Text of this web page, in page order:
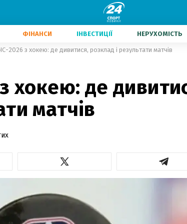
ФІНАНСИ ІНВЕСТИЦІЇ НЕРУХОМІСТЬ
2026 з хокею: де дивитися, розклад і результати матчів
хокею: де
матчів